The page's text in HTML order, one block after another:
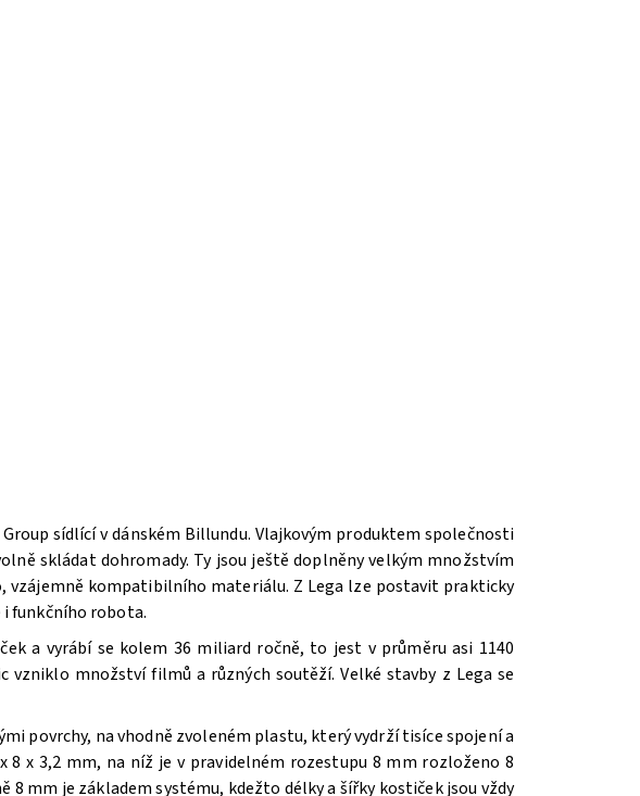
sídlící v dánském Billundu. Vlajkovým produktem společnosti
skládat dohromady. Ty jsou ještě doplněny velkým množstvím
vzájemně kompatibilního materiálu. Z Lega lze postavit prakticky
funkčního robota.
a vyrábí se kolem 36 miliard ročně, to jest v průměru asi 1140
vzniklo množství filmů a různých soutěží. Velké stavby z Lega se
povrchy, na vhodně zvoleném plastu, který vydrží tisíce spojení a
x 3,2 mm, na níž je v pravidelném rozestupu 8 mm rozloženo 8
8 mm je základem systému, kdežto délky a šířky kostiček jsou vždy